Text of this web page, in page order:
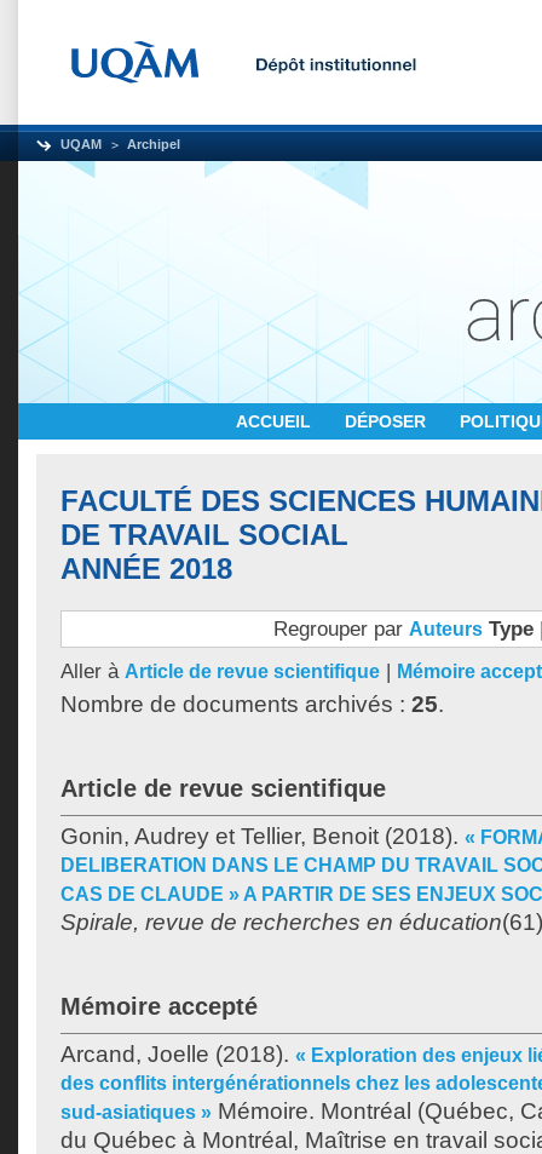
UQAM Archipel
ACCUEIL DÉPOSER
FACULTÉ DES SCIENCES
DE TRAVAIL SOCIAL
ANNÉE 2018
Regrouper par Auteurs Type
Aller à Article de revue scientifique | Mémoire
Nombre de documents archivés : 25.
Article de revue scientifique
Gonin, Audrey et Tellier, Benoit (2018). «
DELIBERATION DANS LE CHAMP DU TRAVAIL
CAS DE CLAUDE » A PARTIR DE SES ENJEUX
Spirale, revue de recherches en éducation
Mémoire accepté
Arcand, Joelle (2018). « Exploration des enjeux
des conflits intergénérationnels chez les
sud-asiatiques » Mémoire. Montréal (Québec,
du Québec à Montréal, Maîtrise en travail